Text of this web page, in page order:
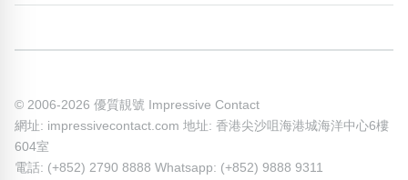
© 2006-2026 優質靚號 Impressive Contact
網址: impressivecontact.com 地址: 香港尖沙咀海港城海洋中心6樓
604室
電話: (+852) 2790 8888 Whatsapp: (+852) 9888 9311